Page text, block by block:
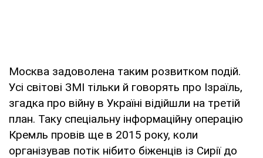
Москва задоволена таким розвитком подій.
Усі світові ЗМІ тільки й говорять про Ізраїль,
згадка про війну в Україні відійшли на третій
план. Таку спеціальну інформаційну операцію
Кремль провів ще в 2015 року, коли
організував потік нібито біженців із Сирії до